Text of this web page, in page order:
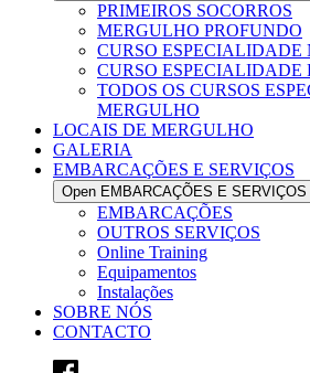
PRIMEIROS SOCORROS
MERGULHO PROFUNDO
CURSO ESPECIALIDADE
CURSO ESPECIALIDADE
TODOS OS CURSOS
MERGULHO
LOCAIS DE MERGULHO
GALERIA
EMBARCAÇÕES E SERVIÇOS
Open EMBARCAÇÕES E SERVIÇOS
EMBARCAÇÕES
OUTROS SERVIÇOS
Online Training
Equipamentos
Instalações
SOBRE NÓS
CONTACTO